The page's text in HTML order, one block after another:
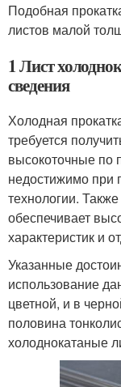
Подобная
листов малой
1 Лист
сведения
Холодная
требуется
высокоточные по
недостижимо при
технологии.
обеспечивает
характеристик и
Указанные
использование
цветной, и в
половина
холоднокатаные